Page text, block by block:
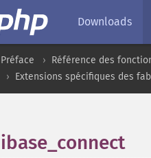
Downloads
Préface Référence des
Extensions spécifiques des
ibase_connect